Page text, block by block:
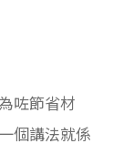
咗節省材
個講法就係